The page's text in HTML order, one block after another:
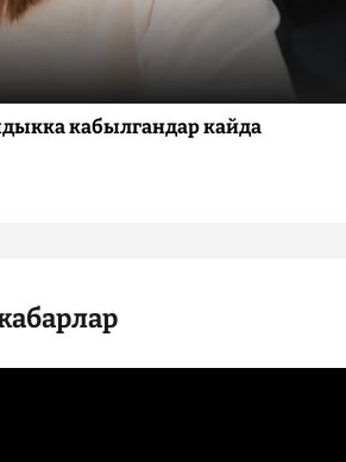
кабылгандар кайда